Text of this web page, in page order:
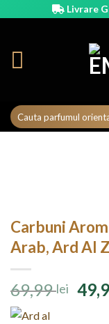
Livrare
Carbuni
Arab, Ard Al
69,99lei
inițial